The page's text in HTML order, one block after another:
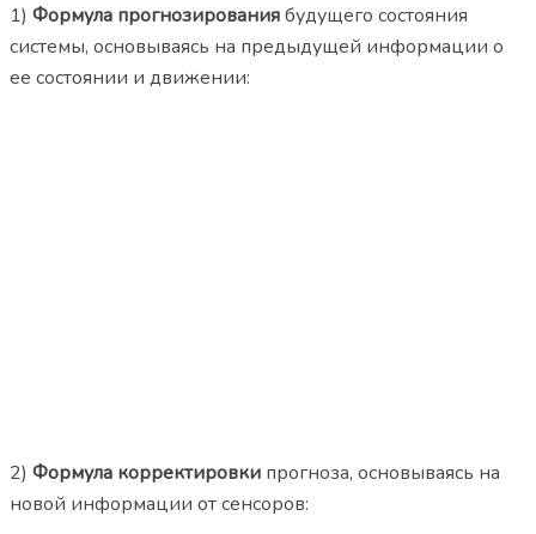
1) Формула прогнозированиябудущего состояния
системы, основываясь на предыдущей информации о
ее состоянии и движении:
2) Формула корректировки прогноза, основываясь на
новой информации от сенсоров: